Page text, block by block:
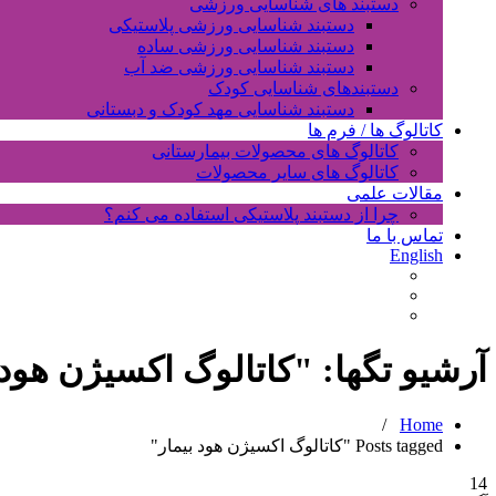
دستبند شناسایی ورزشی پلاستیکی
دستبند شناسایی ورزشی ساده
دستبند شناسایی ورزشی ضد آب
دستبندهای شناسایی کودک
دستبند شناسایی مهد کودک و دبستانی
کاتالوگ ها / فرم ها
کاتالوگ های محصولات بیمارستانی
کاتالوگ های سایر محصولات
مقالات علمی
چرا از دستبند پلاستیکی استفاده می کنم؟
تماس با ما
English
آرشیو تگها: "کاتالوگ اکسیژن هود
Home
/
Posts tagged "کاتالوگ اکسیژن هود بیمار"
14